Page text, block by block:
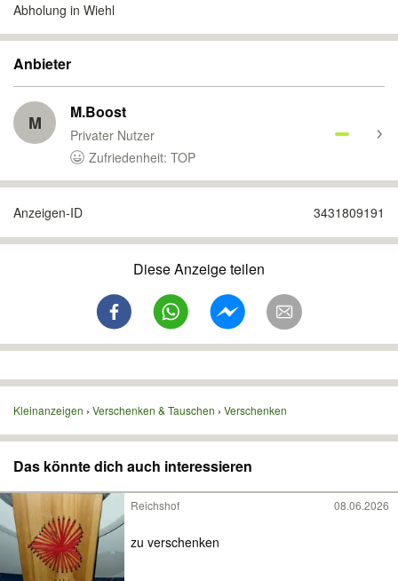
Abholung in Wiehl
Anbieter
M M.Boost
Privater Nutzer
Zufriedenheit: TOP
Anzeigen-ID 3431809191
Diese Anzeige teilen
Kleinanzeigen Verschenken & Tauschen Verschenken
Das könnte dich auch interessieren
Reichshof 08.06.2026
zu verschenken